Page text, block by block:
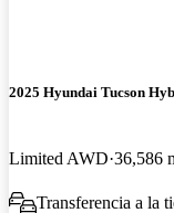
2025 Hyundai Tucson
Limited AWD 36,586
Transferencia a la